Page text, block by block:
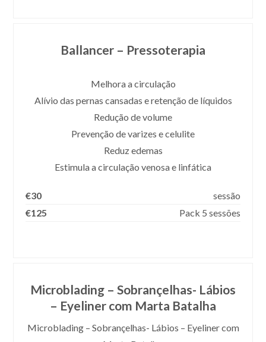
Ballancer – Pressoterapia
Melhora a circulação
Alívio das pernas cansadas e retenção de líquidos
Redução de volume
Prevenção de varizes e celulite
Reduz edemas
Estimula a circulação venosa e linfática
€30
sessão
€125
Pack 5 sessões
Microblading – Sobrançelhas- Lábios
– Eyeliner com Marta Batalha
Microblading – Sobrançelhas- Lábios – Eyeliner com